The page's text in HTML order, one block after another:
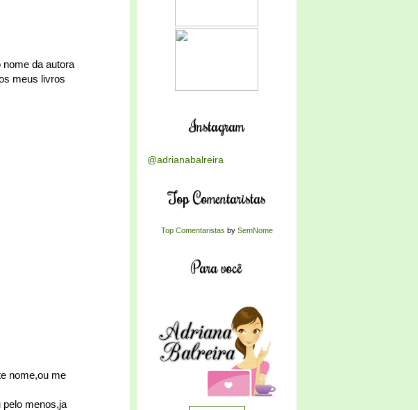
da autora
meus livros
nome,ou me
menos,ja
Instagram
@adrianabalreira
Top Comentaristas
Top Comentaristas by SemNome
Para você